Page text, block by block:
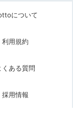
について
利用規約
くある質問
採用情報